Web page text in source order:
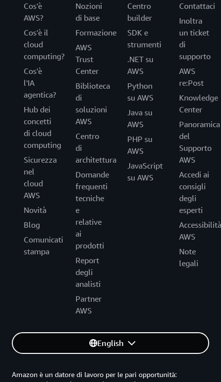
Cos'è
AWS?
Cos'è il
cloud
computing?
Cos'è
l'IA
agentica?
Hub dei
concetti
di cloud
computing
Sicurezza
nel
cloud
AWS
Novità
Blog
Comunicati
stampa
Nozioni
di base
Formazione
AWS
Trust
Center
Biblioteca
di
soluzioni
AWS
Centro
di
architettura
Domande
frequenti
tecniche
e
relative
ai
prodotti
Report
degli
analisti
Partner
AWS
Centro
builder
SDK e
strumenti
.NET su
AWS
Python
su AWS
Java su
AWS
PHP su
AWS
JavaScript
su AWS
Contattaci
Inoltra
un ticket
di
supporto
AWS
re:Post
Knowledge
Center
Panoramica
del
Supporto
AWS
Accedi ai
consigli
degli
esperti
Accessibilità
AWS
Note
legali
English
Amazon è un datore di lavoro per le pari opportunità: